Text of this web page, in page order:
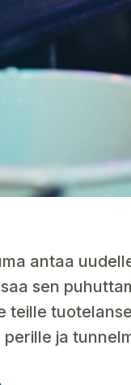
antaa
sen
teille
ja